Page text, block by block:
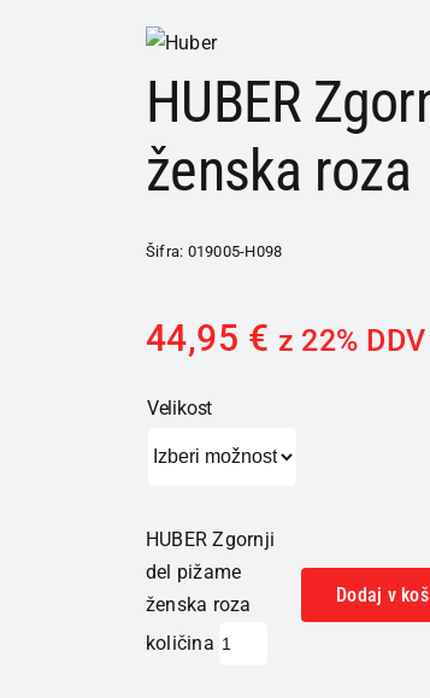
HUBER
ženska roza
Šifra: 019005-H098
44,95 € z 22% DDV
Velikost
HUBER Zgornji
del pižame
ženska roza
količina
Dodaj v